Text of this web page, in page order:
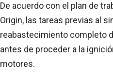
De acuerdo con el plan de
Origin, las tareas previas al
reabastecimiento completo
antes de proceder a la
motores.